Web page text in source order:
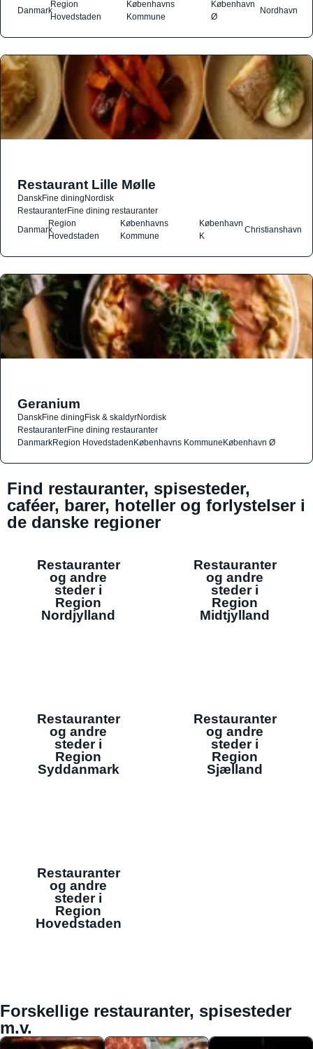
Danmark
Region
Hovedstaden
Københavns
Kommune
København
Ø
Nordhavn
Restaurant Lille Mølle
DanskFine diningNordisk
RestauranterFine dining restauranter
Danmark
Region
Hovedstaden
Københavns
Kommune
København
K
Christianshavn
Geranium
DanskFine diningFisk & skaldyrNordisk
RestauranterFine dining restauranter
DanmarkRegion HovedstadenKøbenhavns KommuneKøbenhavn Ø
Find restauranter, spisesteder,
caféer, barer, hoteller og forlystelser i
de danske regioner
Restauranter
og andre
steder i
Region
Nordjylland
Restauranter
og andre
steder i
Region
Midtjylland
Restauranter
og andre
steder i
Region
Syddanmark
Restauranter
og andre
steder i
Region
Sjælland
Restauranter
og andre
steder i
Region
Hovedstaden
Forskellige restauranter, spisesteder
m.v.